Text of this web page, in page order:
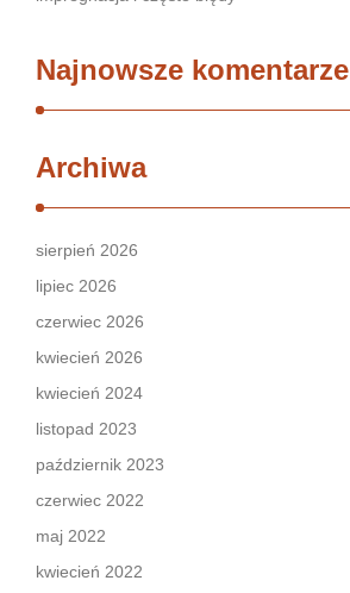
Najnowsze komentarze
Archiwa
sierpień 2026
lipiec 2026
czerwiec 2026
kwiecień 2026
kwiecień 2024
listopad 2023
październik 2023
czerwiec 2022
maj 2022
kwiecień 2022